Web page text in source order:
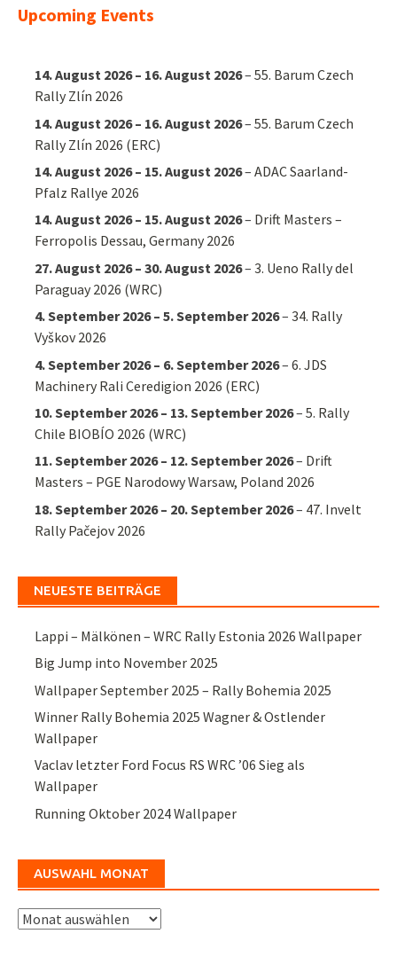
Upcoming Events
14. August 2026– 16. August 2026–55. Barum Czech
Rally Zlín 2026
14. August 2026– 16. August 2026–55. Barum Czech
Rally Zlín 2026 (ERC)
14. August 2026– 15. August 2026–ADAC Saarland-
Pfalz Rallye 2026
14. August 2026– 15. August 2026– Drift Masters –
Ferropolis Dessau, Germany 2026
27. August 2026– 30. August 2026–3. Ueno Rally del
Paraguay 2026 (WRC)
4. September 2026– 5. September 2026–34. Rally
Vyškov 2026
4. September 2026– 6. September 2026–6. JDS
Machinery Rali Ceredigion 2026 (ERC)
10. September 2026– 13. September 2026–5. Rally
Chile BIOBÍO 2026 (WRC)
11. September 2026– 12. September 2026– Drift
Masters – PGE Narodowy Warsaw, Poland 2026
18. September 2026– 20. September 2026– 47. Invelt
Rally Pačejov 2026
NEUESTE BEITRÄGE
Lappi – Mälkönen – WRC Rally Estonia 2026 Wallpaper
Big Jump into November 2025
Wallpaper September 2025 – Rally Bohemia 2025
Winner Rally Bohemia 2025 Wagner & Ostlender
Wallpaper
Vaclav letzter Ford Focus RS WRC ’06 Sieg als
Wallpaper
Running Oktober 2024 Wallpaper
AUSWAHL MONAT
Auswahl